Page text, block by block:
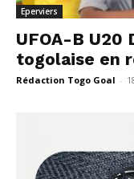
Eperviers
UFOA-B U20
togolaise en
Rédaction Togo Goal -